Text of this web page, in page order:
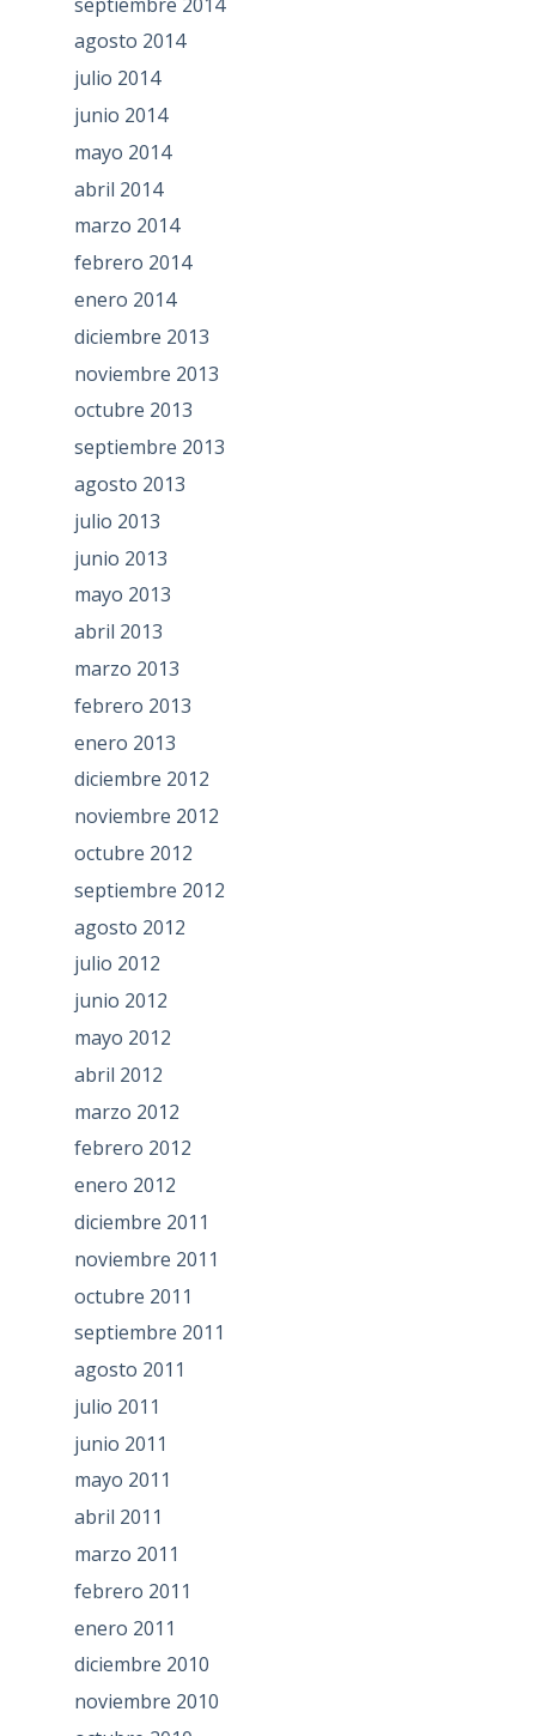
agosto 2014
julio 2014
junio 2014
mayo 2014
abril 2014
marzo 2014
febrero 2014
enero 2014
diciembre 2013
noviembre 2013
octubre 2013
septiembre 2013
agosto 2013
julio 2013
junio 2013
mayo 2013
abril 2013
marzo 2013
febrero 2013
enero 2013
diciembre 2012
noviembre 2012
octubre 2012
septiembre 2012
agosto 2012
julio 2012
junio 2012
mayo 2012
abril 2012
marzo 2012
febrero 2012
enero 2012
diciembre 2011
noviembre 2011
octubre 2011
septiembre 2011
agosto 2011
julio 2011
junio 2011
mayo 2011
abril 2011
marzo 2011
febrero 2011
enero 2011
diciembre 2010
noviembre 2010